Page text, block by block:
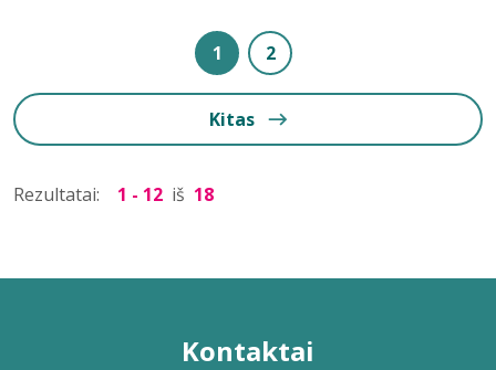
1 2
Kitas
Rezultatai: 1 - 12 iš 18
Kontaktai